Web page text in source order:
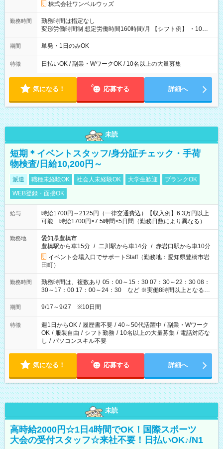
株式会社ワンベルウッズ
勤務時間
勤務時間は指定なし
変形労働時間制 想定労働時間160時間/月 【シフト例】 ・10：
00～20：00
期間 単発・1日のみOK
特徴 日払いOK / 副業・WワークOK / 10名以上の大量募集
気になる！ 応募する 詳細へ
未読
短期＊イベントスタッフ/身分証チェック・手荷
物検査/日給10,200円～
派遣 職種未経験OK 社会人未経験OK 大学生歓迎
ブランクOK
WEB登録・面接OK
給与
時給1700円～2125円（一律交通費込）【収入例】6.3万円以上
可能 時給1700円×7.5時間×5日間（勤務日数により異なる）
勤務地
愛知県豊橋市
豊橋駅から車15分 / 二川駅から車14分 / 赤岩口駅から車10分
イベント会場入口でサポートStaff（勤務地：愛知県豊橋市岩
田町）
勤務時間
勤務時間は、複数あり 05：00～15：30 07：30～22：30 08：
30～17：00 17：00～24：30 など ※実働8時間以上となる勤
務もあります。 【休憩】60分+他休憩あり 交替で取得します。
安全面に配慮しこまめな休憩があります。
期間 9/17～9/27 ※10日間
特徴 週1日からOK / 履歴書不要 / 40～50代活躍中 / 副業・Wワーク
OK / 服装自由 / シフト勤務 / 10名以上の大量募集 / 電話対応な
し / パソコンスキル不要
気になる！ 応募する 詳細へ
未読
高時給2000円☆1日4時間でOK！国際スポーツ
大会の受付スタッフ☆来社不要！日払いOK♪/N1